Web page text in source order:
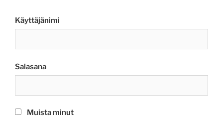
Käyttäjänimi
Salasana
Muista minut